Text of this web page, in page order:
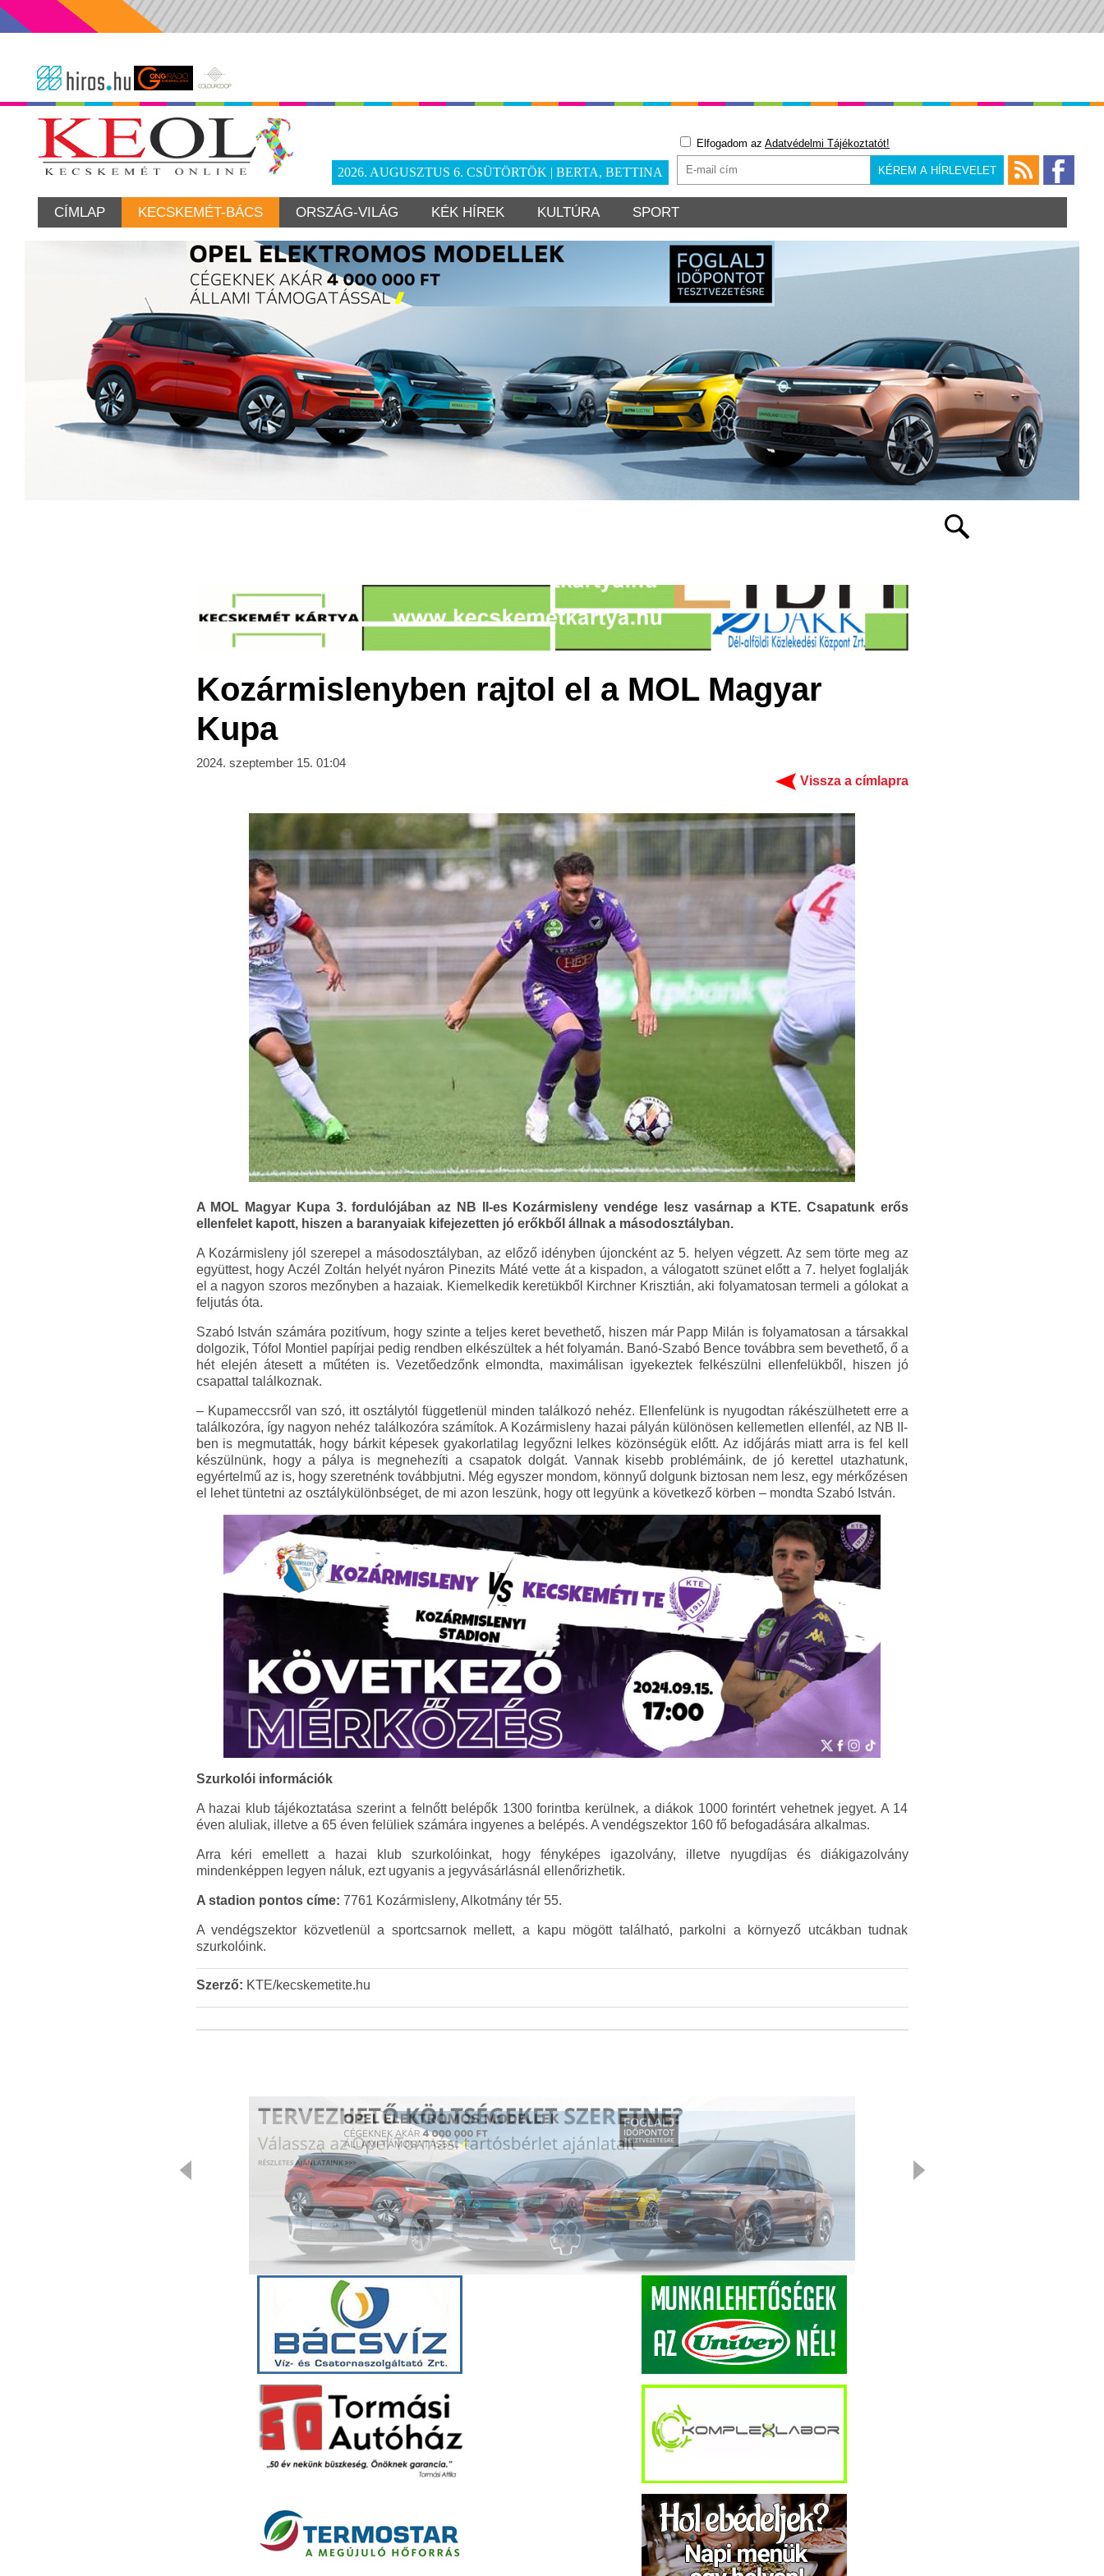
2026. AUGUSZTUS 6. CSÜTÖRTÖK | BERTA, BETTINA
Elfogadom az Adatvédelmi Tájékoztatót!
CÍMLAP KECSKEMÉT-BÁCS ORSZÁG-VILÁG KÉK HÍREK KULTÚRA SPORT
Kozármislenyben rajtol el a MOL Magyar
Kupa
2024. szeptember 15. 01:04
Vissza a címlapra
A MOL Magyar Kupa 3. fordulójában az NB II-es Kozármisleny vendége lesz vasárnap a KTE. Csapatunk erős
ellenfelet kapott, hiszen a baranyaiak kifejezetten jó erőkből állnak a másodosztályban.
A Kozármisleny jól szerepel a másodosztályban, az előző idényben újoncként az 5. helyen végzett. Az sem törte meg az
együttest, hogy Aczél Zoltán helyét nyáron Pinezits Máté vette át a kispadon, a válogatott szünet előtt a 7. helyet foglalják
el a nagyon szoros mezőnyben a hazaiak. Kiemelkedik keretükből Kirchner Krisztián, aki folyamatosan termeli a gólokat a
feljutás óta.
Szabó István számára pozitívum, hogy szinte a teljes keret bevethető, hiszen már Papp Milán is folyamatosan a társakkal
dolgozik, Tófol Montiel papírjai pedig rendben elkészültek a hét folyamán. Banó-Szabó Bence továbbra sem bevethető, ő a
hét elején átesett a műtéten is. Vezetőedzőnk elmondta, maximálisan igyekeztek felkészülni ellenfelükből, hiszen jó
csapattal találkoznak.
– Kupameccsről van szó, itt osztálytól függetlenül minden találkozó nehéz. Ellenfelünk is nyugodtan rákészülhetett erre a
találkozóra, így nagyon nehéz találkozóra számítok. A Kozármisleny hazai pályán különösen kellemetlen ellenfél, az NB II-
ben is megmutatták, hogy bárkit képesek gyakorlatilag legyőzni lelkes közönségük előtt. Az időjárás miatt arra is fel kell
készülnünk, hogy a pálya is megnehezíti a csapatok dolgát. Vannak kisebb problémáink, de jó kerettel utazhatunk,
egyértelmű az is, hogy szeretnénk továbbjutni. Még egyszer mondom, könnyű dolgunk biztosan nem lesz, egy mérkőzésen
el lehet tüntetni az osztálykülönbséget, de mi azon leszünk, hogy ott legyünk a következő körben – mondta Szabó István.
Szurkolói információk
A hazai klub tájékoztatása szerint a felnőtt belépők 1300 forintba kerülnek, a diákok 1000 forintért vehetnek jegyet. A 14
éven aluliak, illetve a 65 éven felüliek számára ingyenes a belépés. A vendégszektor 160 fő befogadására alkalmas.
Arra kéri emellett a hazai klub szurkolóinkat, hogy fényképes igazolvány, illetve nyugdíjas és diákigazolvány
mindenképpen legyen náluk, ezt ugyanis a jegyvásárlásnál ellenőrizhetik.
A stadion pontos címe: 7761 Kozármisleny, Alkotmány tér 55.
A vendégszektor közvetlenül a sportcsarnok mellett, a kapu mögött található, parkolni a környező utcákban tudnak
szurkolóink.
Szerző: KTE/kecskemetite.hu